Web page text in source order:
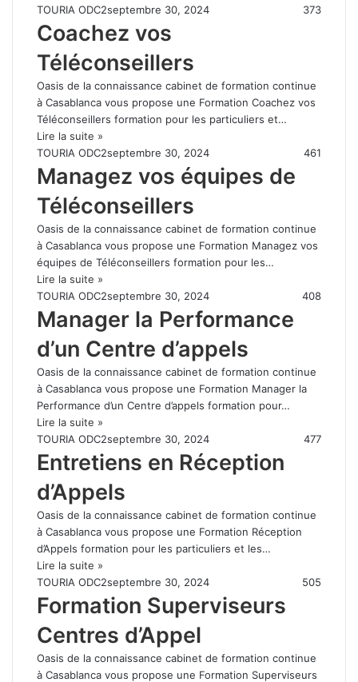
TOURIA ODC2septembre 30, 2024 373
Coachez vos
Téléconseillers
Oasis de la connaissance cabinet de formation continue
à Casablanca vous propose une Formation Coachez vos
Téléconseillers formation pour les particuliers et…
Lire la suite »
TOURIA ODC2septembre 30, 2024 461
Managez vos équipes de
Téléconseillers
Oasis de la connaissance cabinet de formation continue
à Casablanca vous propose une Formation Managez vos
équipes de Téléconseillers formation pour les…
Lire la suite »
TOURIA ODC2septembre 30, 2024 408
Manager la Performance
d’un Centre d’appels
Oasis de la connaissance cabinet de formation continue
à Casablanca vous propose une Formation Manager la
Performance d’un Centre d’appels formation pour…
Lire la suite »
TOURIA ODC2septembre 30, 2024 477
Entretiens en Réception
d’Appels
Oasis de la connaissance cabinet de formation continue
à Casablanca vous propose une Formation Réception
d’Appels formation pour les particuliers et les…
Lire la suite »
TOURIA ODC2septembre 30, 2024 505
Formation Superviseurs
Centres d’Appel
Oasis de la connaissance cabinet de formation continue
à Casablanca vous propose une Formation Superviseurs